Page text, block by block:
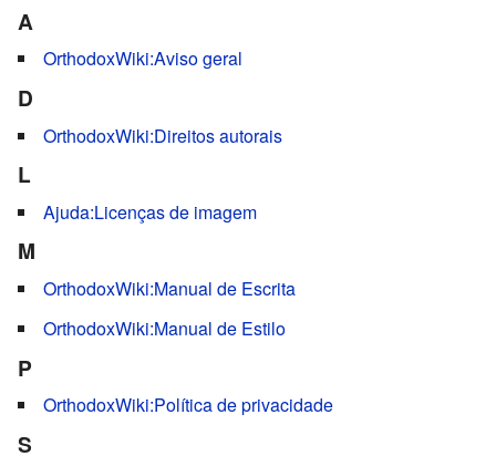
A
OrthodoxWiki:Aviso geral
D
OrthodoxWiki:Direitos autorais
L
Ajuda:Licenças de imagem
M
OrthodoxWiki:Manual de Escrita
OrthodoxWiki:Manual de Estilo
P
OrthodoxWiki:Política de privacidade
S